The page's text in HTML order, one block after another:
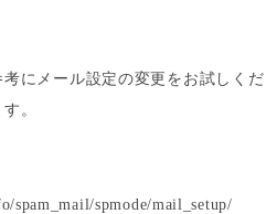
にメール設定の変更をお試しくだ
。
spam_mail/spmode/mail_setup/